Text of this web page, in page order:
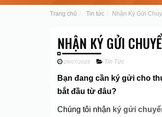
Trang chủ Tin tức Nhận Ký Gửi
NHẬN KÝ GỬI
29/07/2025 Tin Tức
Bạn đang cần ký gửi cho
bắt đầu từ đâu?
Chúng tôi nhận ký gửi